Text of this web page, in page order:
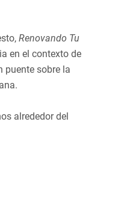
Renovando Tu
en el contexto de
puente sobre la
alrededor del